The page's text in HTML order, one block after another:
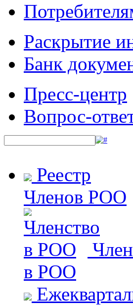
Раскрытие
Банк
Пресс-центр
Вопрос-
Реестр
Членов РОО
в РОО